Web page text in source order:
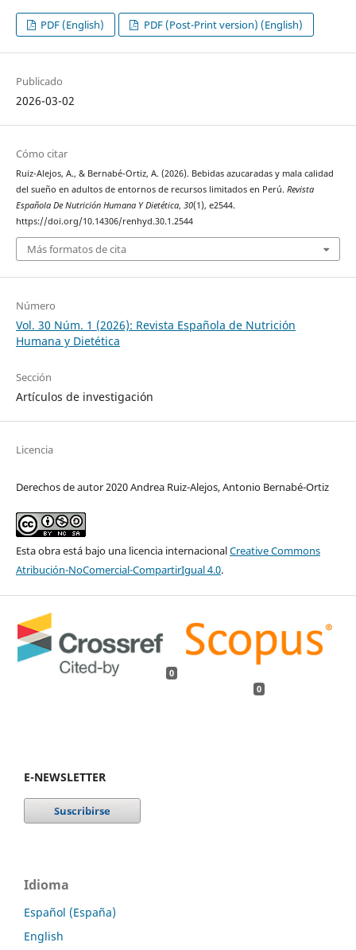
PDF (English) PDF (Post-Print version) (English)
Publicado
2026-03-02
Cómo citar
Ruiz-Alejos, A., & Bernabé-Ortiz, A. (2026). Bebidas azucaradas y mala calidad
del sueño en adultos de entornos de recursos limitados en Perú. Revista
Española De Nutrición Humana Y Dietética, 30(1), e2544.
https://doi.org/10.14306/renhyd.30.1.2544
Más formatos de cita
Número
Vol. 30 Núm. 1 (2026): Revista Española de Nutrición
Humana y Dietética
Sección
Artículos de investigación
Licencia
Derechos de autor 2020 Andrea Ruiz-Alejos, Antonio Bernabé-Ortiz
Esta obra está bajo una licencia internacionalCreative Commons
Atribución-NoComercial-CompartirIgual 4.0.
0
0
E-NEWSLETTER
Idioma
Español (España)
English